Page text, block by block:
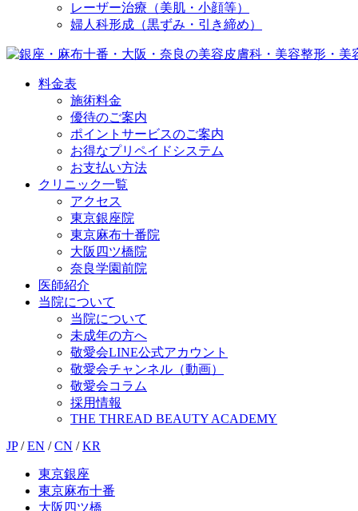
レーザー治療（美肌・小顔等）
婦人科形成（黒ずみ・引き締め）
料金表
施術料金
優待のご案内
ポイントサービスのご案内
お得なプリペイドシステム
お支払い方法
クリニック一覧
アクセス
東京銀座院
東京麻布十番院
大阪四ツ橋院
奈良学園前院
医師紹介
当院について
当院について
未成年の方へ
敬愛会LINE公式アカウント
敬愛会チャンネル（動画）
敬愛会コラム
採用情報
THE THREAD BEAUTY ACADEMY
JP / EN / CN / KR
東京銀座
東京麻布十番
大阪四ツ橋